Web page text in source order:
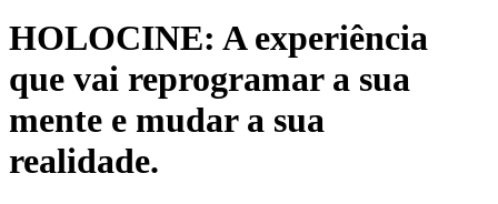
HOLOCINE: A experiência
que vai reprogramar a sua
mente e mudar a sua
realidade.